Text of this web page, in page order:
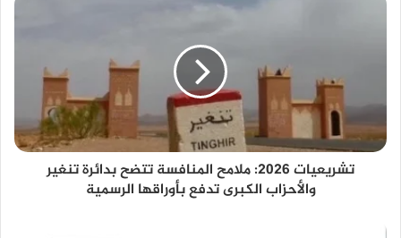
تشريعيات 2026: ملامح المنافسة تتضح بدائرة تنغير
والأحزاب الكبرى تدفع بأوراقها الرسمية